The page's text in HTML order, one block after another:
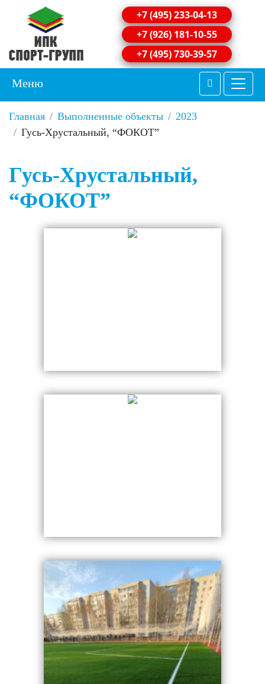
+7 (495) 233-04-13
+7 (926) 181-10-55
+7 (495) 730-39-57
Меню
Главная Выполненные объекты
2023
Гусь-Хрустальный, “ФОКОТ”
Гусь-Хрустальный,
“ФОКОТ”